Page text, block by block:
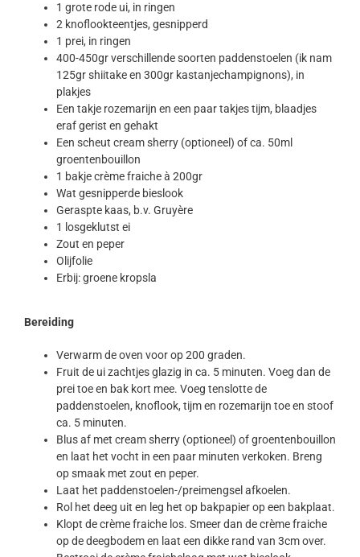
1 grote rode ui, in ringen
2 knoflookteentjes, gesnipperd
1 prei, in ringen
400-450gr verschillende soorten paddenstoelen (ik nam
125gr shiitake en 300gr kastanjechampignons), in
plakjes
Een takje rozemarijn en een paar takjes tijm, blaadjes
eraf gerist en gehakt
Een scheut cream sherry (optioneel) of ca. 50ml
groentenbouillon
1 bakje crème fraiche à 200gr
Wat gesnipperde bieslook
Geraspte kaas, b.v. Gruyère
1 losgeklutst ei
Zout en peper
Olijfolie
Erbij: groene kropsla
Bereiding
Verwarm de oven voor op 200 graden.
Fruit de ui zachtjes glazig in ca. 5 minuten. Voeg dan de
prei toe en bak kort mee. Voeg tenslotte de
paddenstoelen, knoflook, tijm en rozemarijn toe en stoof
ca. 5 minuten.
Blus af met cream sherry (optioneel) of groentenbouillon
en laat het vocht in een paar minuten verkoken. Breng
op smaak met zout en peper.
Laat het paddenstoelen-/preimengsel afkoelen.
Rol het deeg uit en leg het op bakpapier op een bakplaat.
Klopt de crème fraiche los. Smeer dan de crème fraiche
op de deegbodem en laat een dikke rand van 3cm over.